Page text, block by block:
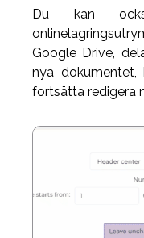
Du kan
Google Drive,
nya
fortsätta redigera